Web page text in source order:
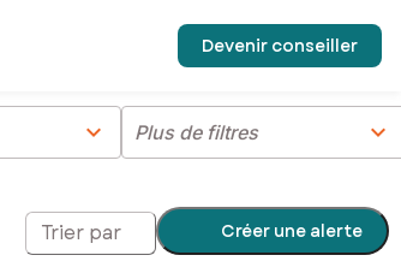
Devenir conseiller
chevron_right Plus de filtres chevron_right
Trier par Créer une alerte